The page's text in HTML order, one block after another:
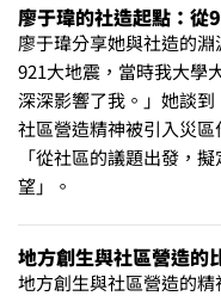
廖于瑋的社造起點：從
廖于瑋分享她與社造的
921大地震，當時我大學
深深影響了我。」她談到
社區營造精神被引入災
「從社區的議題出發，
望」。
地方創生與社區營造的
地方創生與社區營造的